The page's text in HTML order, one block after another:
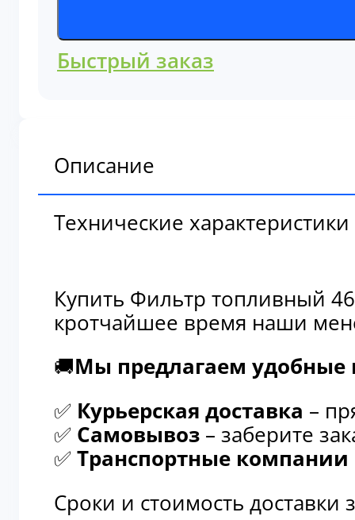
Быстрый заказ
Технические характеристики
кротчайшее время наши
🚚Мы предлагаем удобные
✅Курьерская доставка–
✅Самовывоз– заберите
✅Транспортные компании
Сроки и стоимость